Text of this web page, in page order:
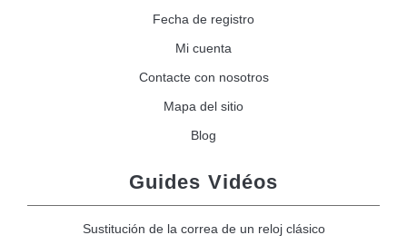
Fecha de registro
Mi cuenta
Contacte con nosotros
Mapa del sitio
Blog
Guides Vidéos
Sustitución de la correa de un reloj clásico